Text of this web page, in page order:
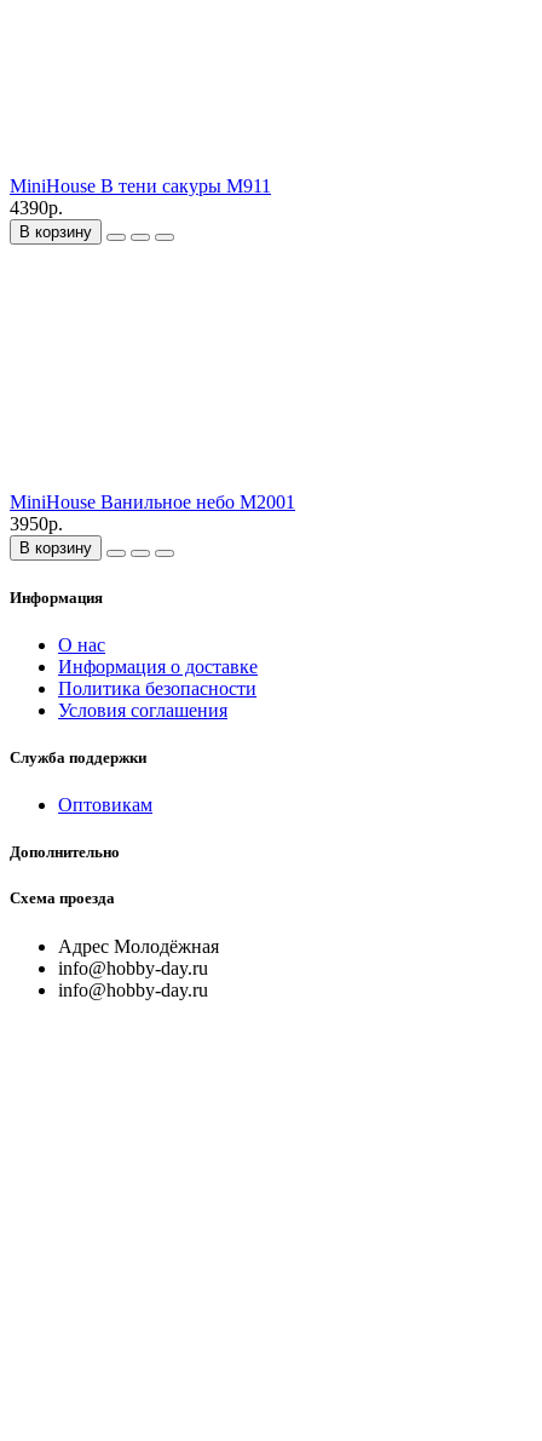
MiniHouse В тени сакуры M911
4390р.
В корзину
MiniHouse Ванильное небо M2001
3950р.
В корзину
Информация
О нас
Информация о доставке
Политика безопасности
Условия соглашения
Служба поддержки
Оптовикам
Дополнительно
Схема проезда
Адрес Молодёжная
info@hobby-day.ru
info@hobby-day.ru